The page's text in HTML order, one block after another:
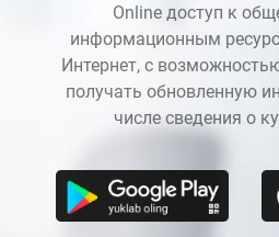
Online доступ к
информационным
Интернет, с
получать обновленную
числе сведения о